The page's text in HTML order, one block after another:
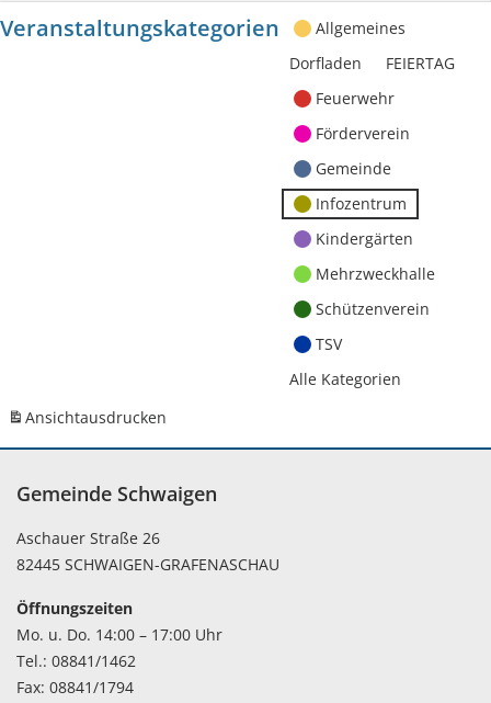
Veranstaltungskategorien
Allgemeines
Dorfladen
FEIERTAG
Feuerwehr
Förderverein
Gemeinde
Infozentrum
Kindergärten
Mehrzweckhalle
Schützenverein
TSV
Alle Kategorien
Ansichtausdrucken
Gemeinde Schwaigen
Aschauer Straße 26
82445 SCHWAIGEN-GRAFENASCHAU
Öffnungszeiten
Mo. u. Do. 14:00 – 17:00 Uhr
Tel.: 08841/1462
Fax: 08841/1794